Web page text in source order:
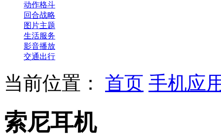
动作格斗
回合战略
图片主题
生活服务
影音播放
交通出行
当前位置： 首页 手机应
索尼耳机